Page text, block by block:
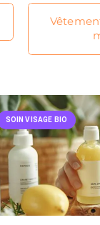
SOIN VISAGE BIO